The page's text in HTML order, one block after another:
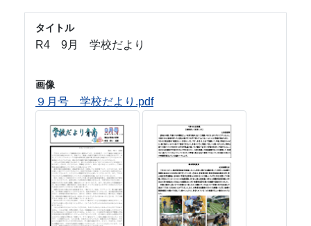
タイトル
R4 9月 学校だより
画像
９月号 学校だより.pdf